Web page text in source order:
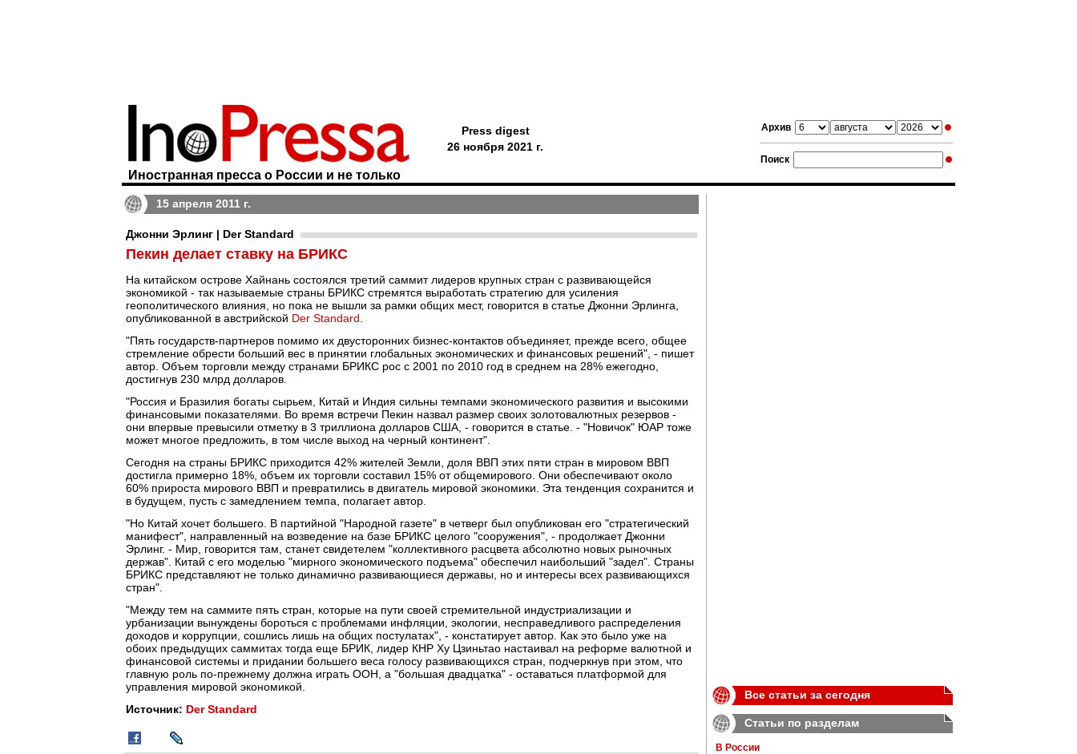
Архив
Поиск
Иностранная пресса о России и не только
Press digest
26 ноября 2021 г.
15 апреля 2011 г.
Джонни Эрлинг | Der Standard
Пекин делает ставку на БРИКС
На китайском острове Хайнань состоялся третий саммит лидеров крупных стран с развивающейся
экономикой - так называемые страны БРИКС стремятся выработать стратегию для усиления
геополитического влияния, но пока не вышли за рамки общих мест, говорится в статье Джонни Эрлинга,
опубликованной в австрийской Der Standard
"Пять государств-партнеров помимо их двусторонних бизнес-контактов объединяет, прежде всего, общее
стремление обрести больший вес в принятии глобальных экономических и финансовых решений", - пишет
автор. Объем торговли между странами БРИКС рос с 2001 по 2010 год в среднем на 28% ежегодно,
достигнув 230 млрд долларов.
"Россия и Бразилия богаты сырьем, Китай и Индия сильны темпами экономического развития и высокими
финансовыми показателями. Во время встречи Пекин назвал размер своих золотовалютных резервов -
они впервые превысили отметку в 3 триллиона долларов США, - говорится в статье. - "Новичок" ЮАР тоже
может многое предложить, в том числе выход на черный континент".
Сегодня на страны БРИКС приходится 42% жителей Земли, доля ВВП этих пяти стран в мировом ВВП
достигла примерно 18%, объем их торговли составил 15% от общемирового. Они обеспечивают около
60% прироста мирового ВВП и превратились в двигатель мировой экономики. Эта тенденция сохранится и
в будущем, пусть с замедлением темпа, полагает автор.
"Но Китай хочет большего. В партийной "Народной газете" в четверг был опубликован его "стратегический
манифест", направленный на возведение на базе БРИКС целого "сооружения", - продолжает Джонни
Эрлинг. - Мир, говорится там, станет свидетелем "коллективного расцвета абсолютно новых рыночных
держав". Китай с его моделью "мирного экономического подъема" обеспечил наибольший "задел". Страны
БРИКС представляют не только динамично развивающиеся державы, но и интересы всех развивающихся
стран".
"Между тем на саммите пять стран, которые на пути своей стремительной индустриализации и
урбанизации вынуждены бороться с проблемами инфляции, экологии, несправедливого распределения
доходов и коррупции, сошлись лишь на общих постулатах", - констатирует автор. Как это было уже на
обоих предыдущих саммитах тогда еще БРИК, лидер КНР Ху Цзиньтао настаивал на реформе валютной и
финансовой системы и придании большего веса голосу развивающихся стран, подчеркнув при этом, что
главную роль по-прежнему должна играть ООН, а "большая двадцатка" - оставаться платформой для
управления мировой экономикой.
Источник: Der Standard
Все статьи за сегодня
Статьи по разделам
В России